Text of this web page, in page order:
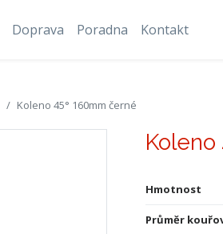
Doprava Poradna Kontakt
Koleno 45° 160mm černé
Koleno
Hmotnost
Průměr